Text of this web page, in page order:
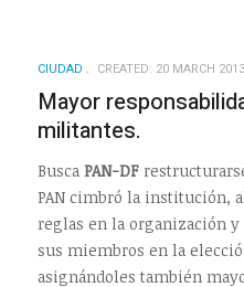
CIUDAD CREATED: 20 MARCH 2013
Mayor
militantes.
Busca PAN-DF
PAN cimbró la institución,
reglas en la organización
sus miembros en la
asignándoles también